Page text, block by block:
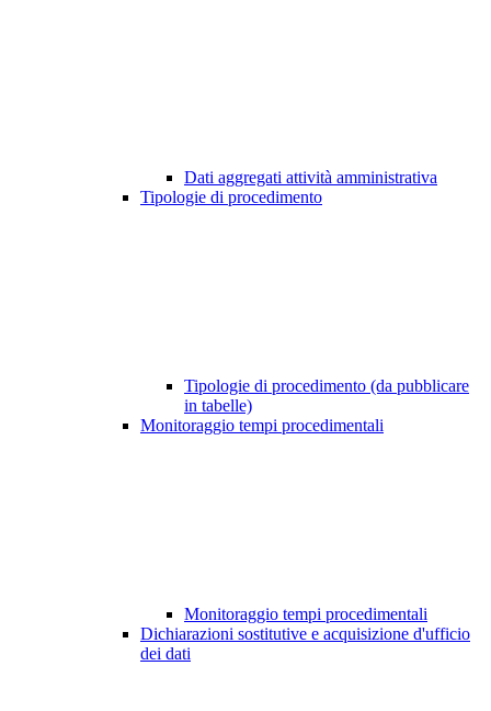
Dati aggregati attività amministrativa
Tipologie di procedimento
Tipologie di procedimento (da pubblicare
in tabelle)
Monitoraggio tempi procedimentali
Monitoraggio tempi procedimentali
Dichiarazioni sostitutive e acquisizione d'ufficio
dei dati